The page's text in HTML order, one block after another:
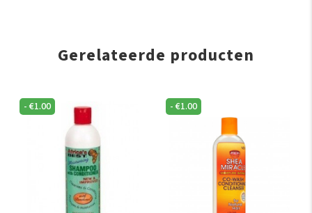
Gerelateerde producten
-€1.00 -€1.00